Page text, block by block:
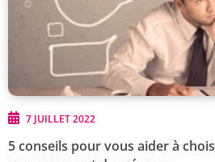
5 conseils pour vous aider à
7 JUILLET 2022